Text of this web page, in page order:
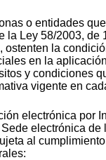
o entidades
la Ley 58/2003, de
ostenten la
en la
y condiciones
vigente en
electrónica por
electrónica de
al